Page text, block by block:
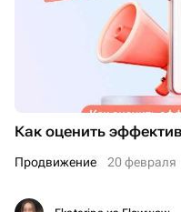
Как оценить
Продвижение 20 февраля